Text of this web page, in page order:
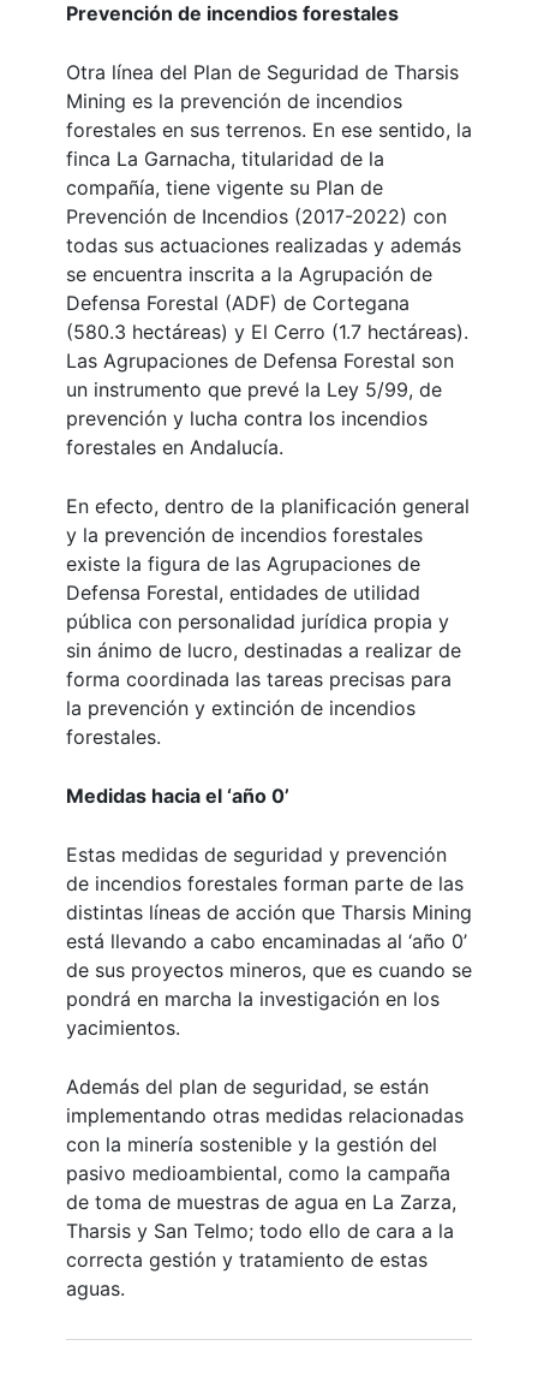
Prevención de incendios forestales
Otra línea del Plan de Seguridad de Tharsis
Mining es la prevención de incendios
forestales en sus terrenos. En ese sentido, la
finca La Garnacha, titularidad de la
compañía, tiene vigente su Plan de
Prevención de Incendios (2017-2022) con
todas sus actuaciones realizadas y además
se encuentra inscrita a la Agrupación de
Defensa Forestal (ADF) de Cortegana
(580.3 hectáreas) y El Cerro (1.7 hectáreas).
Las Agrupaciones de Defensa Forestal son
un instrumento que prevé la Ley 5/99, de
prevención y lucha contra los incendios
forestales en Andalucía.
En efecto, dentro de la planificación general
y la prevención de incendios forestales
existe la figura de las Agrupaciones de
Defensa Forestal, entidades de utilidad
pública con personalidad jurídica propia y
sin ánimo de lucro, destinadas a realizar de
forma coordinada las tareas precisas para
la prevención y extinción de incendios
forestales.
Medidas hacia el ‘año 0’
Estas medidas de seguridad y prevención
de incendios forestales forman parte de las
distintas líneas de acción que Tharsis Mining
está llevando a cabo encaminadas al ‘año 0’
de sus proyectos mineros, que es cuando se
pondrá en marcha la investigación en los
yacimientos.
Además del plan de seguridad, se están
implementando otras medidas relacionadas
con la minería sostenible y la gestión del
pasivo medioambiental, como la campaña
de toma de muestras de agua en La Zarza,
Tharsis y San Telmo; todo ello de cara a la
correcta gestión y tratamiento de estas
aguas.